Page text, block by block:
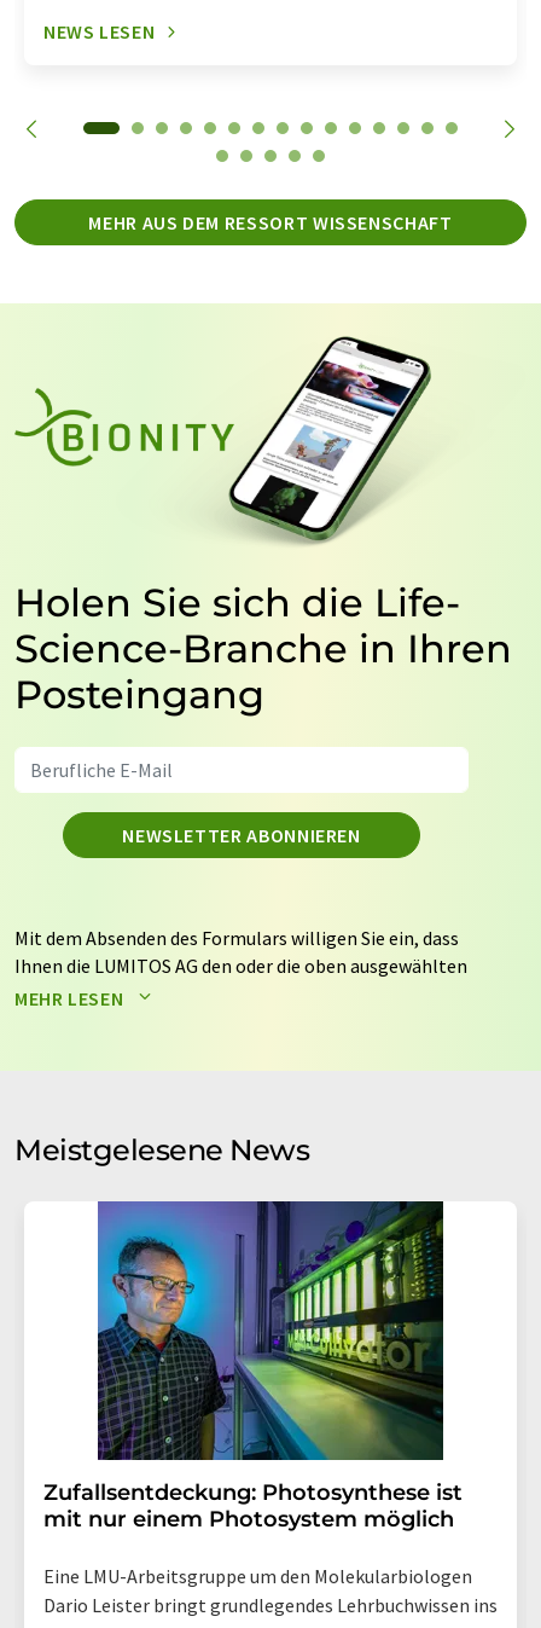
NEWS LESEN
MEHR AUS DEM RESSORT WISSENSCHAFT
Holen Sie sich die Life-
Science-Branche in Ihren
Posteingang
NEWSLETTER ABONNIEREN
Mit dem Absenden des Formulars willigen Sie ein, dass
Ihnen die LUMITOS AG den oder die oben ausgewählten
Newsletter per E-Mail zusendet. Ihre Daten werden
auf Basis unsererDatenschutzerklärung. LUMITOS darf
Meinungsforschung per E-Mail kontaktieren. Ihre
Einwilligung können Sie jederzeit ohne Angabe von
Str. 2, 12489 Berlin oder per E-Mail unter
widerruf@lumitos.com mit Wirkung für die Zukunft
widerrufen. Zudem ist in jeder E-Mail ein Link zur
Abbestellung des entsprechenden Newsletters
enthalten.
MEHR LESEN
Meistgelesene News
Zufallsentdeckung: Photosynthese ist
mit nur einem Photosystem möglich
Eine LMU-Arbeitsgruppe um den Molekularbiologen
Dario Leister bringt grundlegendes Lehrbuchwissen ins